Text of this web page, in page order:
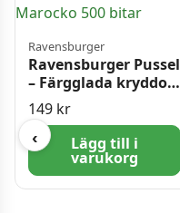
‹
Ravensburger
Ravensburger Pussel
– Färgglada kryddor,
Marocko 500 bitar
149 kr
Lägg till i
varukorg